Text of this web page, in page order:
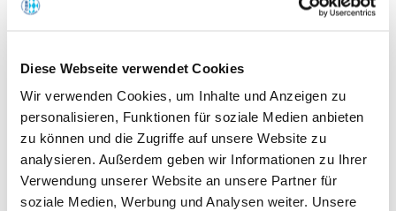
Diese Webseite verwendet Cookies
Wir verwenden Cookies, um Inhalte und Anzeigen zu
personalisieren, Funktionen für soziale Medien anbieten
zu können und die Zugriffe auf unsere Website zu
analysieren. Außerdem geben wir Informationen zu Ihrer
Verwendung unserer Website an unsere Partner für
soziale Medien, Werbung und Analysen weiter. Unsere
Offene Seminare
Tagen im Palais
Wirte-und Unternehmerbrief
Lernplattform BOUNTI
Partner
Branchennahe Organisationen